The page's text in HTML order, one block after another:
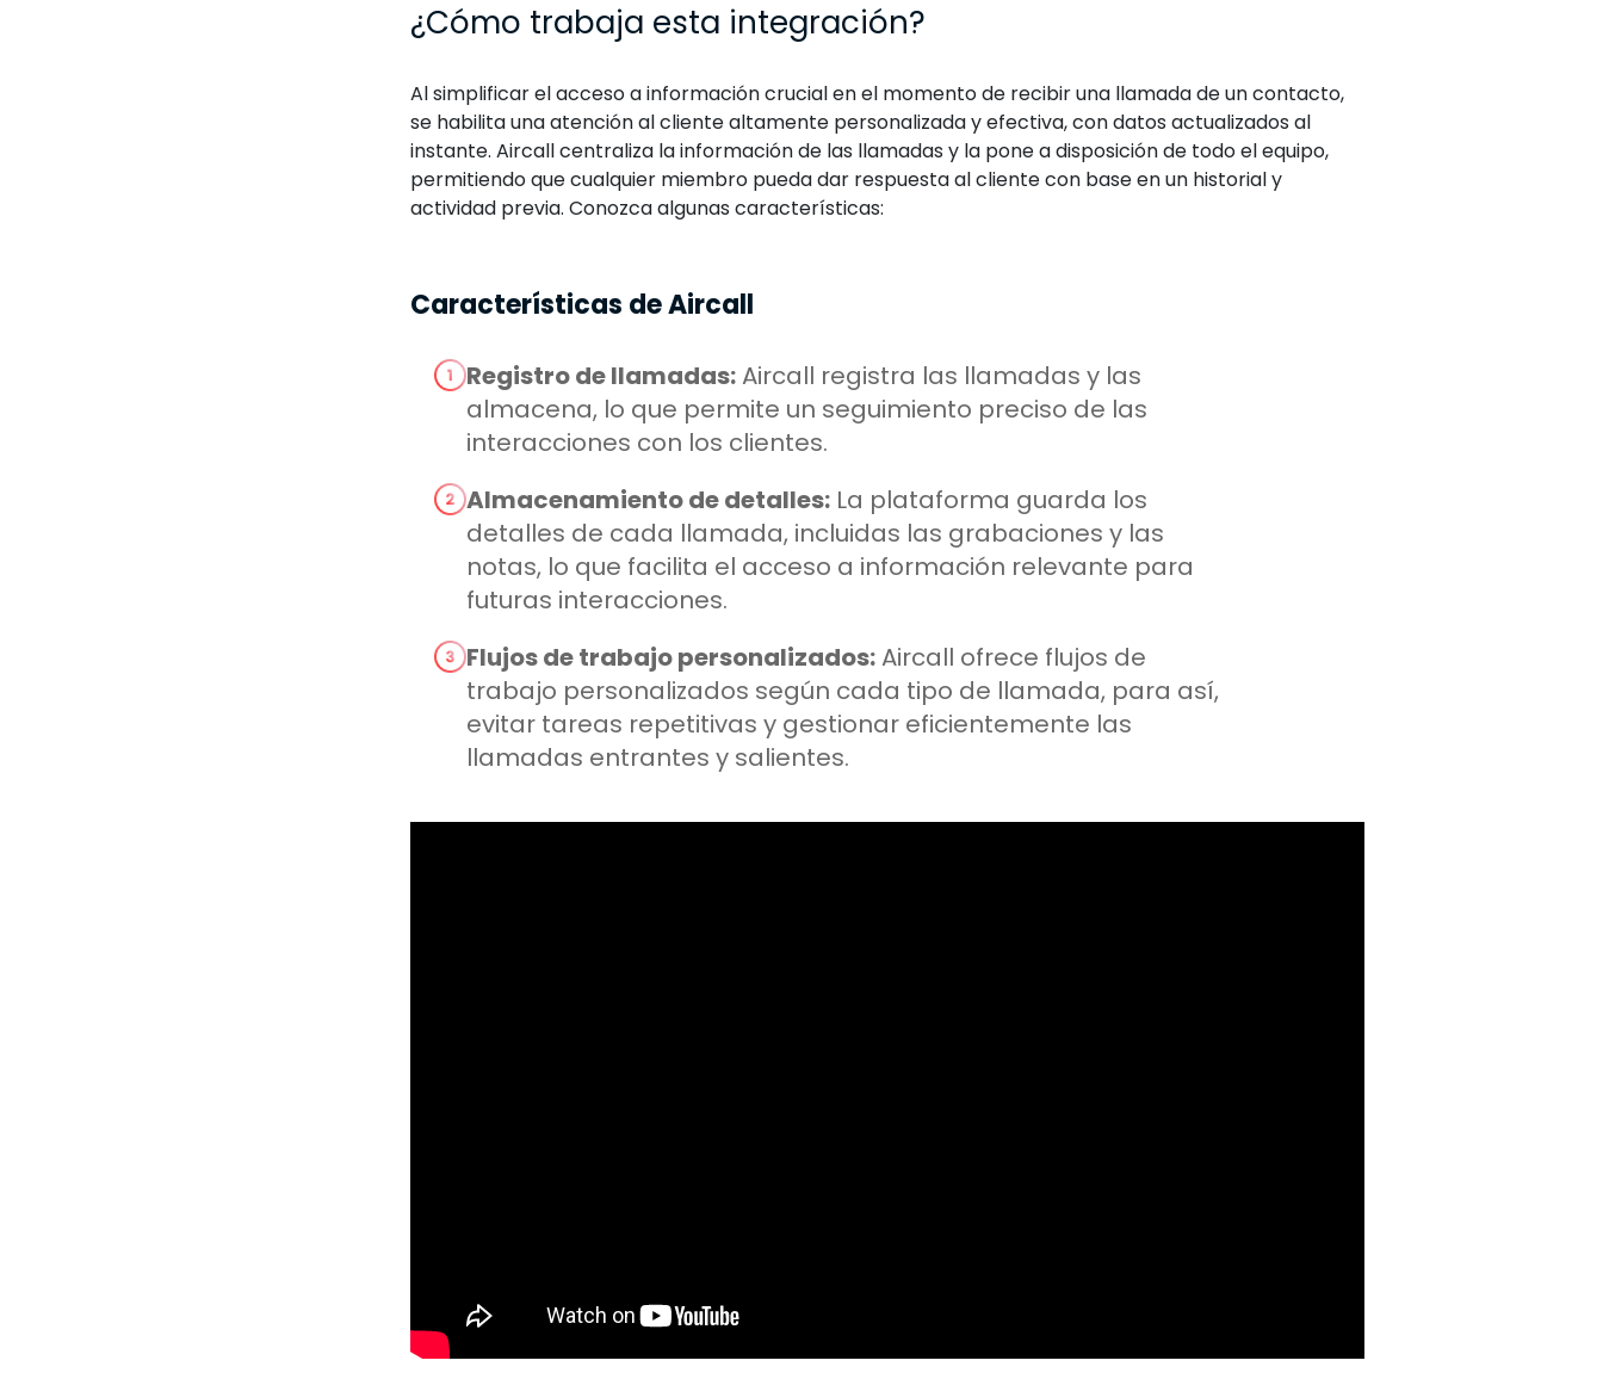
¿Cómo trabaja esta integración?
Al simplificar el acceso a información crucial en el momento de recibir una llamada de un contacto,
se habilita una atención al cliente altamente personalizada y efectiva, con datos actualizados al
instante. Aircall centraliza la información de las llamadas y la pone a disposición de todo el equipo,
permitiendo que cualquier miembro pueda dar respuesta al cliente con base en un historial y
actividad previa. Conozca algunas características:
Características de Aircall
Registro de llamadas:Aircall registra las llamadas y las
almacena, lo que permite un seguimiento preciso de las
interacciones con los clientes.
Almacenamiento de detalles: La plataforma guarda los
detalles de cada llamada, incluidas las grabaciones y las
notas, lo que facilita el acceso a información relevante para
futuras interacciones.
Flujos de trabajo personalizados:Aircall ofrece flujos de
trabajo personalizados según cada tipo de llamada, para así,
evitar tareas repetitivas y gestionar eficientemente las
llamadas entrantes y salientes.